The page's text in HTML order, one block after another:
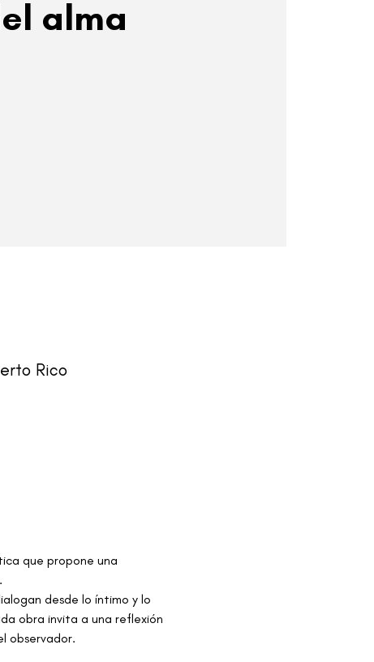
alma
Rico
que propone una
desde lo íntimo y lo
obra invita a una reflexión
observador.